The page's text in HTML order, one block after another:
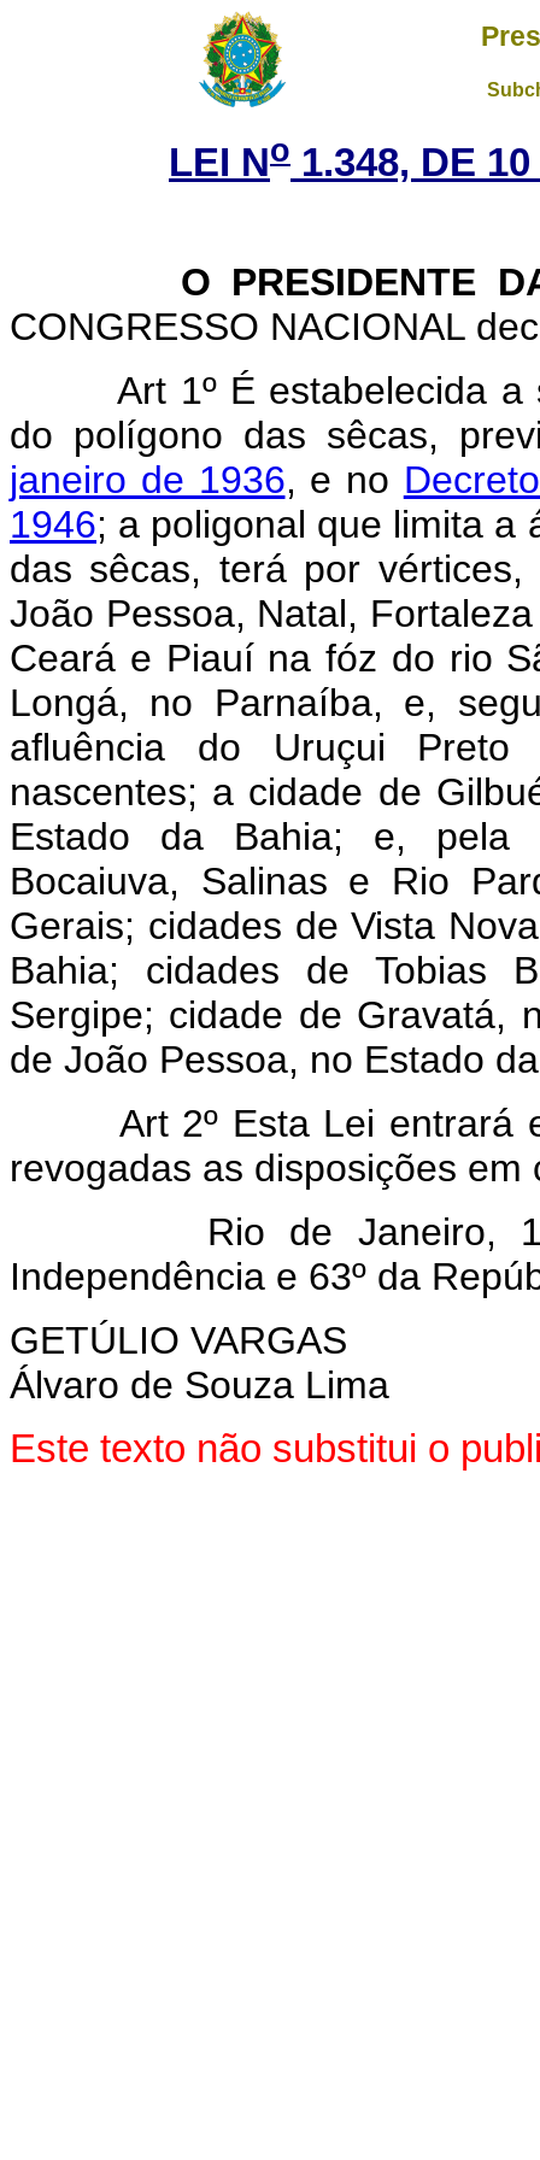
LEI No 1.348, DE
O PRESIDENTE DA
CONGRESSO NACIONAL
Art 1º É estabelecida
do polígono das sêcas,
janeiro de 1936, e no
1946; a poligonal que limita a
das sêcas, terá por
João Pessoa, Natal,
Ceará e Piauí na fóz do rio
Longá, no Parnaíba, e,
afluência do Uruçui
nascentes; a cidade de
Estado da Bahia; e, pela
Bocaiuva, Salinas e Rio
Gerais; cidades de Vista
Bahia; cidades de Tobias
Sergipe; cidade de Gravatá,
de João Pessoa, no Estado
Art 2º Esta Lei entrará
revogadas as disposições em
Rio de Janeiro, 10
Independência e 63º da
GETÚLIO VARGAS
Álvaro de Souza Lima
Este texto não substitui o